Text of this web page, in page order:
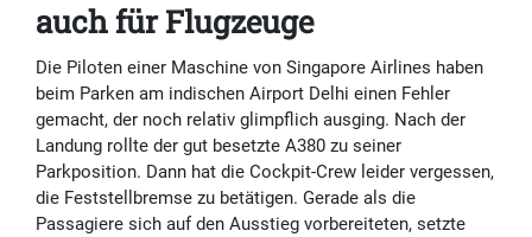
auch für Flugzeuge
Die Piloten einer Maschine von Singapore Airlines haben
beim Parken am indischen Airport Delhi einen Fehler
gemacht, der noch relativ glimpflich ausging. Nach der
Landung rollte der gut besetzte A380 zu seiner
Parkposition. Dann hat die Cockpit-Crew leider vergessen,
die Feststellbremse zu betätigen. Gerade als die
Passagiere sich auf den Ausstieg vorbereiteten, setzte